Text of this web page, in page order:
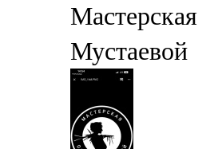
Мастерская
Мустаевой